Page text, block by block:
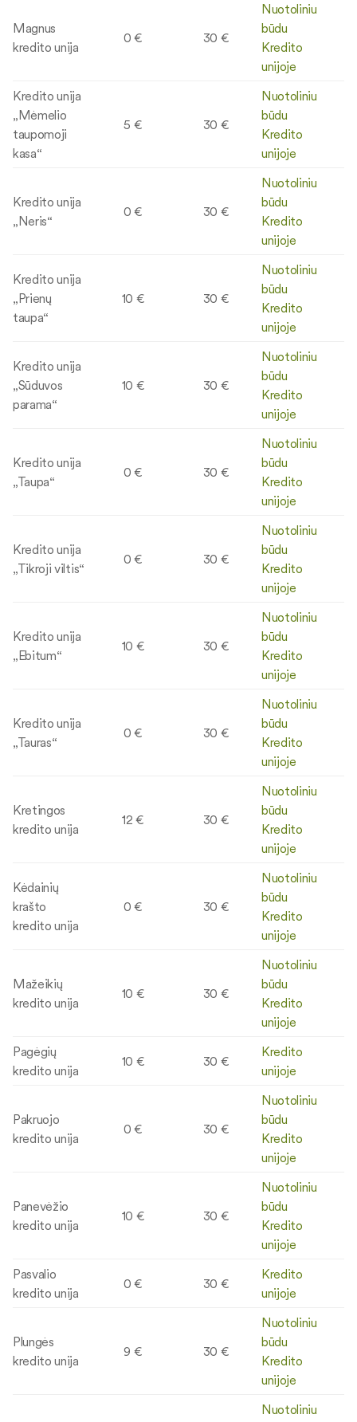
Magnus
kredito unija
0 € 30 €
Nuotoliniu
būdu
Kredito
unijoje
Kredito unija
„Mėmelio
taupomoji
kasa“
5 € 30 €
Nuotoliniu
būdu
Kredito
unijoje
Kredito unija
„Neris“
0 € 30 €
Nuotoliniu
būdu
Kredito
unijoje
Kredito unija
„Prienų
taupa“
10 € 30 €
Nuotoliniu
būdu
Kredito
unijoje
Kredito unija
„Sūduvos
parama“
10 € 30 €
Nuotoliniu
būdu
Kredito
unijoje
Kredito unija
„Taupa“
0 € 30 €
Nuotoliniu
būdu
Kredito
unijoje
Kredito unija
„Tikroji viltis“
0 € 30 €
Nuotoliniu
būdu
Kredito
unijoje
Kredito unija
„Ebitum“
10 € 30 €
Nuotoliniu
būdu
Kredito
unijoje
Kredito unija
„Tauras“
0 € 30 €
Nuotoliniu
būdu
Kredito
unijoje
Kretingos
kredito unija
12 € 30 €
Nuotoliniu
būdu
Kredito
unijoje
Kėdainių
krašto
kredito unija
0 € 30 €
Nuotoliniu
būdu
Kredito
unijoje
Mažeikių
kredito unija
10 € 30 €
Nuotoliniu
būdu
Kredito
unijoje
Pagėgių
kredito unija
10 € 30 €
Kredito
unijoje
Pakruojo
kredito unija
0 € 30 €
Nuotoliniu
būdu
Kredito
unijoje
Panevėžio
kredito unija
10 € 30 €
Nuotoliniu
būdu
Kredito
unijoje
Pasvalio
kredito unija
0 € 30 €
Kredito
unijoje
Plungės
kredito unija
9 € 30 €
Nuotoliniu
būdu
Kredito
unijoje
Nuotoliniu